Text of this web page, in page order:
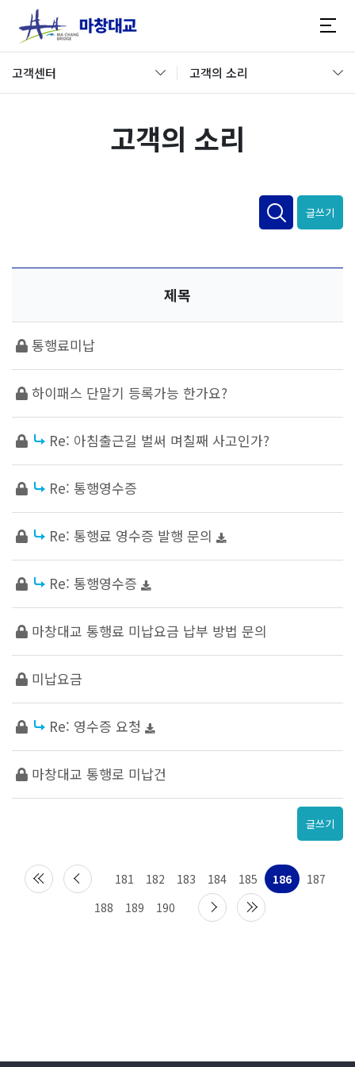
고객센터 고객의 소리
고객의 소리
글쓰기
제목
통행료미납
하이패스 단말기 등록가능 한가요?
Re: 아침출근길 벌써 며칠째 사고인가?
Re: 통행영수증
Re: 통행료 영수증 발행 문의
Re: 통행영수증
마창대교 통행료 미납요금 납부 방법 문의
미납요금
Re: 영수증 요청
마창대교 통행로 미납건
글쓰기
181 182 183 184 185 186
187
188
189 190